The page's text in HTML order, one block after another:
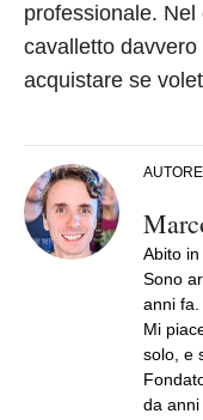
professionale.
cavalletto
acquistare se
AUTORE
Abito in
Sono
anni fa.
Mi
solo, e
da